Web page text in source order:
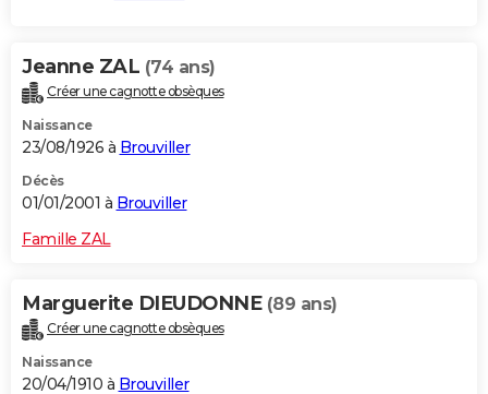
Jeanne ZAL (74 ans)
Créer une cagnotte obsèques
Naissance
23/08/1926 à Brouviller
Décès
01/01/2001 à Brouviller
Famille ZAL
Marguerite DIEUDONNE (89 ans)
Créer une cagnotte obsèques
Naissance
20/04/1910 à Brouviller